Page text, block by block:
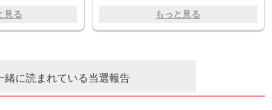
見る もっと見る
緒に読まれている当選報告